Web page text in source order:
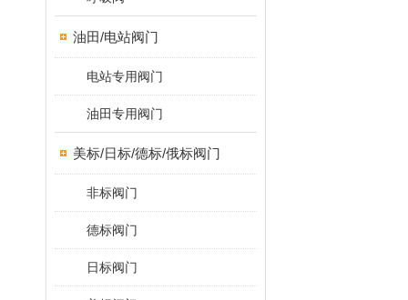
油田/电站阀门
电站专用阀门
油田专用阀门
美标/日标/德标/俄标阀门
非标阀门
德标阀门
日标阀门